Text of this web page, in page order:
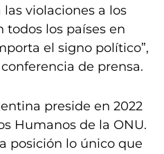
violaciones a los
todos los países en
el signo político”,
de prensa.
preside en 2022
Humanos de la ONU.
posición lo único que